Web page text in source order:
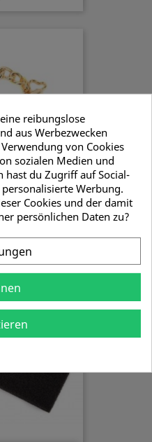
€
reibungslose
aus Werbezwecken
von Cookies
sozialen Medien und
hast du Zugriff auf Social-
Werbung.
Cookies und der damit
persönlichen Daten zu?